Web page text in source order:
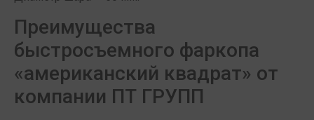
Преимущества
быстросъемного фаркопа
«американский квадрат» от
компании ПТ ГРУПП